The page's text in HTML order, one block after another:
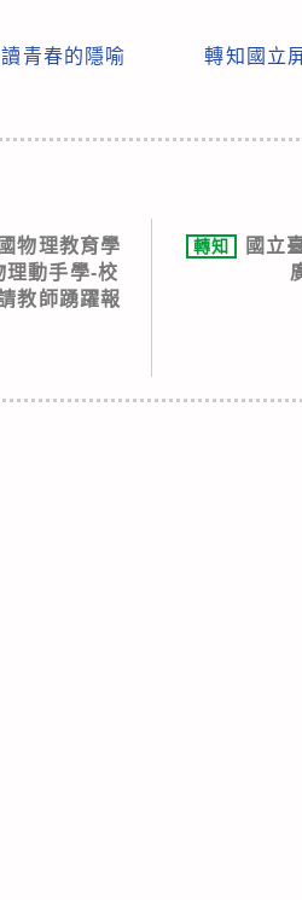
青春的隱喻
轉知國立
物理教育學
理動手學-校
教師踴躍報
轉知
國立